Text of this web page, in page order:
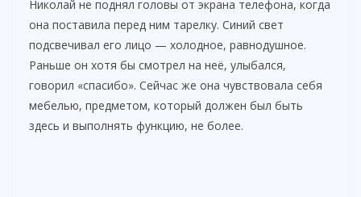
Николай не поднял головы от экрана телефона, когда
она поставила перед ним тарелку. Синий свет
подсвечивал его лицо — холодное, равнодушное.
Раньше он хотя бы смотрел на неё, улыбался,
говорил «спасибо». Сейчас же она чувствовала себя
мебелью, предметом, который должен был быть
здесь и выполнять функцию, не более.